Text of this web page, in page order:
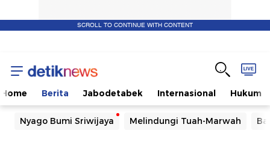
SCROLL TO CONTINUE WITH CONTENT
Home Berita Jabodetabek Internasional Hukum
Nyago Bumi Sriwijaya Melindungi Tuah-Marwah